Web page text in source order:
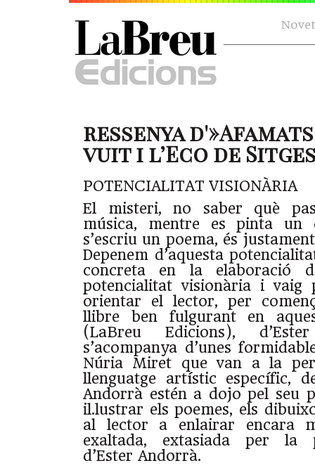
ressenya
vuit i l’Eco de
POTENCIALITAT VISIONÀRIA
El misteri, no saber què
música, mentre es pinta un
s’escriu un poema, és
Depenem d’aquesta
concreta en la elaboració
potencialitat visionària i vaig
orientar el lector, per
llibre ben fulgurant en
(LaBreu Edicions),
s’acompanya d’unes
Núria Miret que van a la
llenguatge artístic específic,
Andorrà estén a dojo pel seu
il.lustrar els poemes, els
al lector a enlairar encara
exaltada, extasiada per la
d’Ester Andorrà.